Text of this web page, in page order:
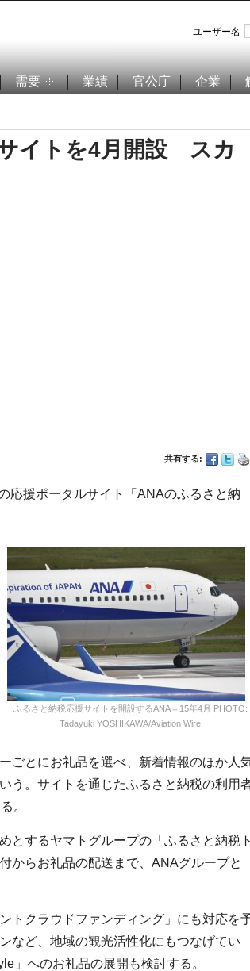
ユーザー名
需要 業績 官公庁 企業
イトを4月開設 スカ
共有する:
援ポータルサイト「ANAのふるさと納
ふるさと納税応援サイトを開設するANA＝15年4月 PHOTO:
Tadayuki YOSHIKAWA/Aviation Wire
ごとにお礼品を選べ、新着情報のほか人
う。サイトを通じたふるさと納税の利用
。
するヤマトグループの「ふるさと納税ト
からお礼品の配送まで、ANAグループと
トクラウドファンディング」にも対応を
など、地域の観光活性化にもつなげてい
」へのお礼品の展開も検討する。